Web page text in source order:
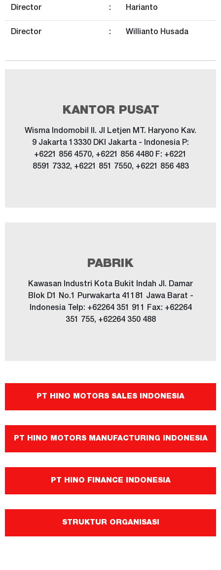
Director : Harianto
Director : Willianto Husada
KANTOR PUSAT
Wisma Indomobil II. Jl Letjen MT. Haryono Kav.
9 Jakarta 13330 DKI Jakarta - Indonesia P:
+6221 856 4570, +6221 856 4480 F: +6221
8591 7332, +6221 851 7550, +6221 856 483
PABRIK
Kawasan Industri Kota Bukit Indah Jl. Damar
Blok D1 No.1 Purwakarta 41181 Jawa Barat -
Indonesia Telp: +62264 351 911 Fax: +62264
351 755, +62264 350 488
PT HINO MOTORS SALES INDONESIA
PT HINO MOTORS MANUFACTURING INDONESIA
PT HINO FINANCE INDONESIA
STRUKTUR ORGANISASI